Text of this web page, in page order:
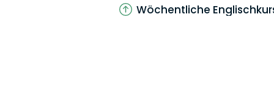
Wöchentliche